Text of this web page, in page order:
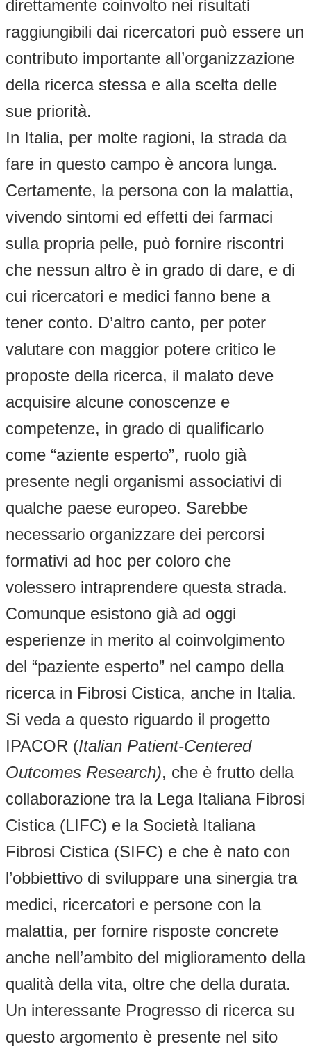
direttamente coinvolto nei risultati
raggiungibili dai ricercatori può essere un
contributo importante all’organizzazione
della ricerca stessa e alla scelta delle
sue priorità.
In Italia, per molte ragioni, la strada da
fare in questo campo è ancora lunga.
Certamente, la persona con la malattia,
vivendo sintomi ed effetti dei farmaci
sulla propria pelle, può fornire riscontri
che nessun altro è in grado di dare, e di
cui ricercatori e medici fanno bene a
tener conto. D’altro canto, per poter
valutare con maggior potere critico le
proposte della ricerca, il malato deve
acquisire alcune conoscenze e
competenze, in grado di qualificarlo
come “aziente esperto”, ruolo già
presente negli organismi associativi di
qualche paese europeo. Sarebbe
necessario organizzare dei percorsi
formativi ad hoc per coloro che
volessero intraprendere questa strada.
Comunque esistono già ad oggi
esperienze in merito al coinvolgimento
del “paziente esperto” nel campo della
ricerca in Fibrosi Cistica, anche in Italia.
Si veda a questo riguardo il progetto
IPACOR (Italian Patient-Centered
Outcomes Research), che è frutto della
collaborazione tra la Lega Italiana Fibrosi
Cistica (LIFC) e la Società Italiana
Fibrosi Cistica (SIFC) e che è nato con
l’obbiettivo di sviluppare una sinergia tra
medici, ricercatori e persone con la
malattia, per fornire risposte concrete
anche nell’ambito del miglioramento della
qualità della vita, oltre che della durata.
Un interessante Progresso di ricerca su
questo argomento è presente nel sito